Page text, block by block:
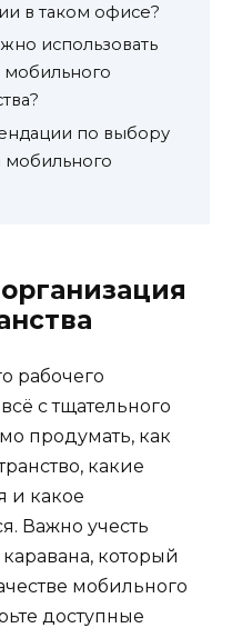
в таком офисе?
использовать
по выбору
мобильного
рабочего
с тщательного
продумать, как
какие
и какое
Важно учесть
который
мобильного
доступные